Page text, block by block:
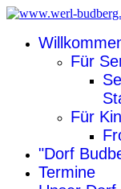
Für
Für
"Dorf
Termine